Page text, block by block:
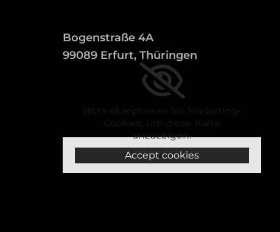
Bogenstraße 4A
99089 Erfurt, Thüringen
Bitte akzeptieren Sie Marketing-
Cookies, um diese Karte
anzuzeigen.
Accept cookies